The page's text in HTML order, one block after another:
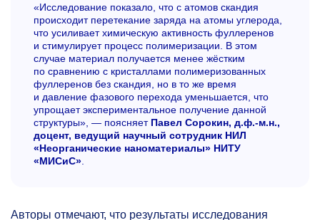
«Исследование показало, что с атомов скандия
происходит перетекание заряда на атомы углерода,
что усиливает химическую активность фуллеренов
и стимулирует процесс полимеризации. В этом
случае материал получается менее жёстким
по сравнению с кристаллами полимеризованных
фуллеренов без скандия, но в то же время
и давление фазового перехода уменьшается, что
упрощает экспериментальное получение данной
структуры», — поясняет Павел Сорокин, д.ф.-м.н.,
доцент, ведущий научный сотрудник НИЛ
«Неорганические наноматериалы» НИТУ
«МИСиС»
Авторы отмечают, что результаты исследования